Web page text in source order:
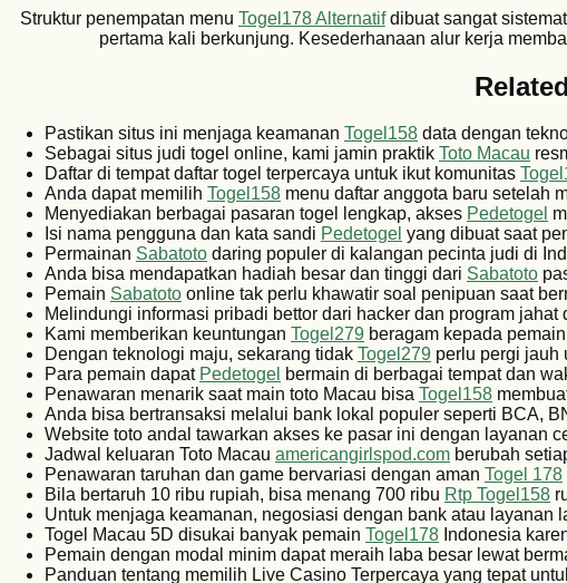
Struktur penempatan menu Togel178 Alternatifdibuat sangat
pertama kali berkunjung. Kesederhanaan alur kerja
Pastikan situs ini menjaga keamanan Togel158 data dengan
Sebagai situs judi togel online, kami jamin praktik Toto Macau
Daftar di tempat daftar togel terpercaya untuk ikut komunitas
Anda dapat memilih Togel158 menu daftar anggota baru setelah
Menyediakan berbagai pasaran togel lengkap, akses Pedetogel
Isi nama pengguna dan kata sandi Pedetogel yang dibuat saat
Permainan Sabatoto daring populer di kalangan pecinta judi di
Anda bisa mendapatkan hadiah besar dan tinggi dari Sabatoto
Pemain Sabatoto online tak perlu khawatir soal penipuan saat
Melindungi informasi pribadi bettor dari hacker dan program jahat
Kami memberikan keuntungan Togel279 beragam kepada
Dengan teknologi maju, sekarang tidak Togel279 perlu pergi jauh
Para pemain dapat Pedetogel bermain di berbagai tempat dan
Penawaran menarik saat main toto Macau bisa Togel158
Anda bisa bertransaksi melalui bank lokal populer seperti BCA,
Website toto andal tawarkan akses ke pasar ini dengan layanan
Jadwal keluaran Toto Macau americangirlspod.com berubah
Penawaran taruhan dan game bervariasi dengan aman Togel 178
Bila bertaruh 10 ribu rupiah, bisa menang 700 ribu Rtp Togel158
Untuk menjaga keamanan, negosiasi dengan bank atau layanan
Togel Macau 5D disukai banyak pemain Togel178 Indonesia
Pemain dengan modal minim dapat meraih laba besar lewat
Panduan tentang memilih Live Casino Terpercaya yang tepat